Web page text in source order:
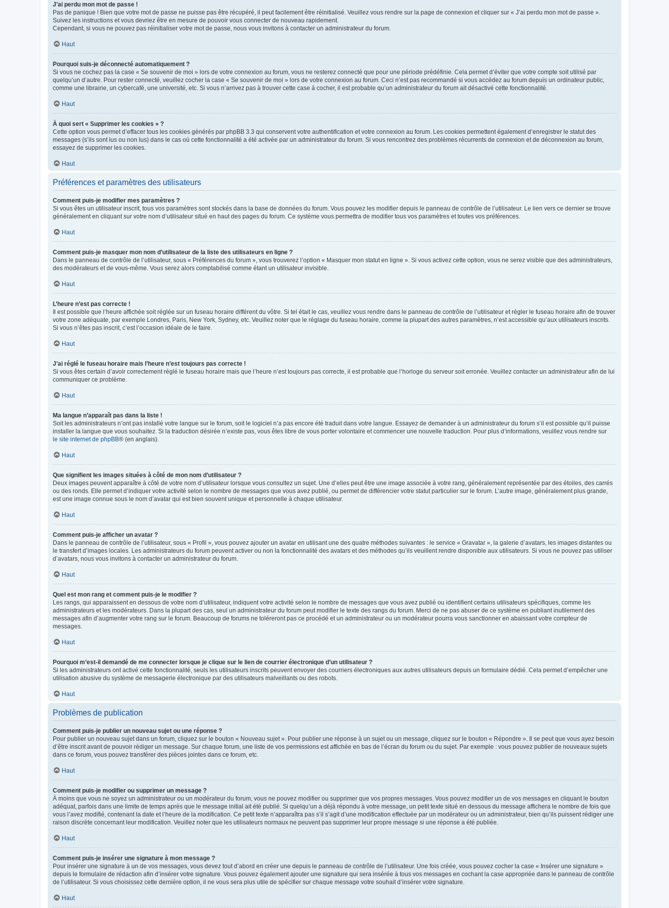
J’ai perdu mon mot de passe !
Pas de panique ! Bien que votre mot de passe ne puisse pas être récupéré, il peut facilement être réinitialisé. Veuillez vous rendre sur la page de connexion et cliquer sur « J’ai perdu mon mot de passe ».
Suivez les instructions et vous devriez être en mesure de pouvoir vous connecter de nouveau rapidement.
Cependant, si vous ne pouvez pas réinitialiser votre mot de passe, nous vous invitons à contacter un administrateur du forum.
Haut
Pourquoi suis-je déconnecté automatiquement ?
Si vous ne cochez pas la case « Se souvenir de moi » lors de votre connexion au forum, vous ne resterez connecté que pour une période prédéfinie. Cela permet d’éviter que votre compte soit utilisé par
quelqu’un d’autre. Pour rester connecté, veuillez cocher la case « Se souvenir de moi » lors de votre connexion au forum. Ceci n’est pas recommandé si vous accédez au forum depuis un ordinateur public,
comme une librairie, un cybercafé, une université, etc. Si vous n’arrivez pas à trouver cette case à cocher, il est probable qu’un administrateur du forum ait désactivé cette fonctionnalité.
Haut
À quoi sert « Supprimer les cookies » ?
Cette option vous permet d’effacer tous les cookies générés par phpBB 3.3 qui conservent votre authentification et votre connexion au forum. Les cookies permettent également d’enregistrer le statut des
messages (s’ils sont lus ou non lus) dans le cas où cette fonctionnalité a été activée par un administrateur du forum. Si vous rencontrez des problèmes récurrents de connexion et de déconnexion au forum,
essayez de supprimer les cookies.
Haut
Préférences et paramètres des utilisateurs
Comment puis-je modifier mes paramètres ?
Si vous êtes un utilisateur inscrit, tous vos paramètres sont stockés dans la base de données du forum. Vous pouvez les modifier depuis le panneau de contrôle de l’utilisateur. Le lien vers ce dernier se trouve
généralement en cliquant sur votre nom d’utilisateur situé en haut des pages du forum. Ce système vous permettra de modifier tous vos paramètres et toutes vos préférences.
Haut
Comment puis-je masquer mon nom d’utilisateur de la liste des utilisateurs en ligne ?
Dans le panneau de contrôle de l’utilisateur, sous « Préférences du forum », vous trouverez l’option « Masquer mon statut en ligne ». Si vous activez cette option, vous ne serez visible que des administrateurs,
des modérateurs et de vous-même. Vous serez alors comptabilisé comme étant un utilisateur invisible.
Haut
L’heure n’est pas correcte !
Il est possible que l’heure affichée soit réglée sur un fuseau horaire différent du vôtre. Si tel était le cas, veuillez vous rendre dans le panneau de contrôle de l’utilisateur et régler le fuseau horaire afin de trouver
votre zone adéquate, par exemple Londres, Paris, New York, Sydney, etc. Veuillez noter que le réglage du fuseau horaire, comme la plupart des autres paramètres, n’est accessible qu’aux utilisateurs inscrits.
Si vous n’êtes pas inscrit, c’est l’occasion idéale de le faire.
Haut
J’ai réglé le fuseau horaire mais l’heure n’est toujours pas correcte !
Si vous êtes certain d’avoir correctement réglé le fuseau horaire mais que l’heure n’est toujours pas correcte, il est probable que l’horloge du serveur soit erronée. Veuillez contacter un administrateur afin de lui
communiquer ce problème.
Haut
Ma langue n’apparaît pas dans la liste !
Soit les administrateurs n’ont pas installé votre langue sur le forum, soit le logiciel n’a pas encore été traduit dans votre langue. Essayez de demander à un administrateur du forum s’il est possible qu’il puisse
installer la langue que vous souhaitez. Si la traduction désirée n’existe pas, vous êtes libre de vous porter volontaire et commencer une nouvelle traduction. Pour plus d’informations, veuillez vous rendre sur
le site internet de phpBB® (en anglais).
Haut
Que signifient les images situées à côté de mon nom d’utilisateur ?
Deux images peuvent apparaître à côté de votre nom d’utilisateur lorsque vous consultez un sujet. Une d’elles peut être une image associée à votre rang, généralement représentée par des étoiles, des carrés
ou des ronds. Elle permet d’indiquer votre activité selon le nombre de messages que vous avez publié, ou permet de différencier votre statut particulier sur le forum. L’autre image, généralement plus grande,
est une image connue sous le nom d’avatar qui est bien souvent unique et personnelle à chaque utilisateur.
Haut
Comment puis-je afficher un avatar ?
Dans le panneau de contrôle de l’utilisateur, sous « Profil », vous pouvez ajouter un avatar en utilisant une des quatre méthodes suivantes : le service « Gravatar », la galerie d’avatars, les images distantes ou
le transfert d’images locales. Les administrateurs du forum peuvent activer ou non la fonctionnalité des avatars et des méthodes qu’ils veuillent rendre disponible aux utilisateurs. Si vous ne pouvez pas utiliser
d’avatars, nous vous invitons à contacter un administrateur du forum.
Haut
Quel est mon rang et comment puis-je le modifier ?
Les rangs, qui apparaissent en dessous de votre nom d’utilisateur, indiquent votre activité selon le nombre de messages que vous avez publié ou identifient certains utilisateurs spécifiques, comme les
administrateurs et les modérateurs. Dans la plupart des cas, seul un administrateur du forum peut modifier le texte des rangs du forum. Merci de ne pas abuser de ce système en publiant inutilement des
messages afin d’augmenter votre rang sur le forum. Beaucoup de forums ne toléreront pas ce procédé et un administrateur ou un modérateur pourra vous sanctionner en abaissant votre compteur de
messages.
Haut
Pourquoi m’est-il demandé de me connecter lorsque je clique sur le lien de courrier électronique d’un utilisateur ?
Si les administrateurs ont activé cette fonctionnalité, seuls les utilisateurs inscrits peuvent envoyer des courriers électroniques aux autres utilisateurs depuis un formulaire dédié. Cela permet d’empêcher une
utilisation abusive du système de messagerie électronique par des utilisateurs malveillants ou des robots.
Haut
Problèmes de publication
Comment puis-je publier un nouveau sujet ou une réponse ?
Pour publier un nouveau sujet dans un forum, cliquez sur le bouton « Nouveau sujet ». Pour publier une réponse à un sujet ou un message, cliquez sur le bouton « Répondre ». Il se peut que vous ayez besoin
d’être inscrit avant de pouvoir rédiger un message. Sur chaque forum, une liste de vos permissions est affichée en bas de l’écran du forum ou du sujet. Par exemple : vous pouvez publier de nouveaux sujets
dans ce forum, vous pouvez transférer des pièces jointes dans ce forum, etc.
Haut
Comment puis-je modifier ou supprimer un message ?
À moins que vous ne soyez un administrateur ou un modérateur du forum, vous ne pouvez modifier ou supprimer que vos propres messages. Vous pouvez modifier un de vos messages en cliquant le bouton
adéquat, parfois dans une limite de temps après que le message initial ait été publié. Si quelqu’un a déjà répondu à votre message, un petit texte situé en dessous du message affichera le nombre de fois que
vous l’avez modifié, contenant la date et l’heure de la modification. Ce petit texte n’apparaîtra pas s’il s’agit d’une modification effectuée par un modérateur ou un administrateur, bien qu’ils puissent rédiger une
raison discrète concernant leur modification. Veuillez noter que les utilisateurs normaux ne peuvent pas supprimer leur propre message si une réponse a été publiée.
Haut
Comment puis-je insérer une signature à mon message ?
Pour insérer une signature à un de vos messages, vous devez tout d’abord en créer une depuis le panneau de contrôle de l’utilisateur. Une fois créée, vous pouvez cocher la case « Insérer une signature »
depuis le formulaire de rédaction afin d’insérer votre signature. Vous pouvez également ajouter une signature qui sera insérée à tous vos messages en cochant la case appropriée dans le panneau de contrôle
de l’utilisateur. Si vous choisissez cette dernière option, il ne vous sera plus utile de spécifier sur chaque message votre souhait d’insérer votre signature.
Haut